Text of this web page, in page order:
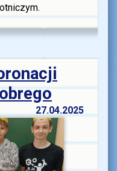
27.04.2025